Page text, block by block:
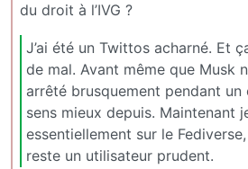
du droit à l’IVG ?
J’ai été un Twittos acharné. Et
de mal. Avant même que Musk
arrêté brusquement pendant un
sens mieux depuis. Maintenant
essentiellement sur le
reste un utilisateur prudent.